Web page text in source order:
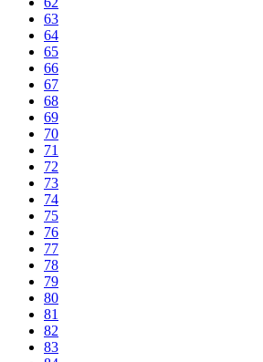
63
64
65
66
67
68
69
70
71
72
73
74
75
76
77
78
79
80
81
82
83